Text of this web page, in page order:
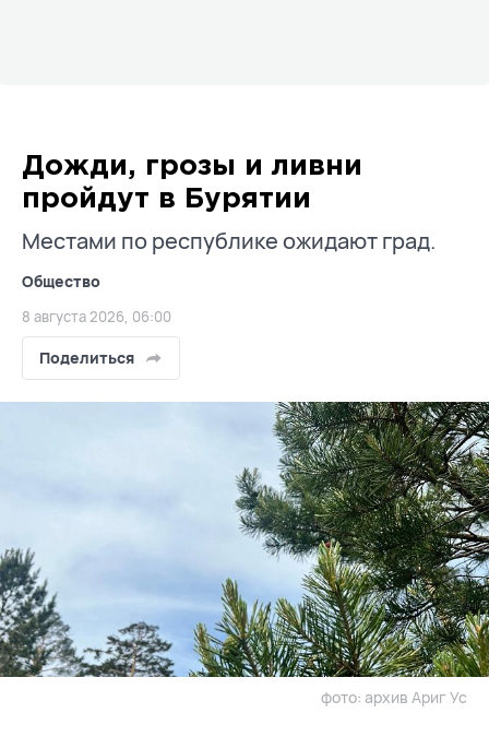
Дожди, грозы и ливни
пройдут в Бурятии
Местами по республике ожидают град.
Общество
8 августа 2026, 06:00
Поделиться
фото: архив Ариг Ус